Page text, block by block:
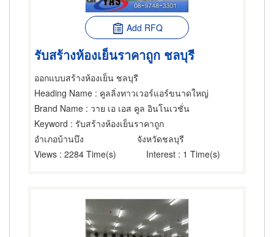
Add RFQ
รับสร้างห้องเย็นราคาถูก ชลบุรี
ออกแบบสร้างห้องเย็น ชลบุรี
Heading Name : คูลลิ่งทาวเวอร์แอร์ขนาดใหญ่
Brand Name : วาย เอ เอส คูล อินโนเวชั่น
Keyword : รับสร้างห้องเย็นราคาถูก
อำเภอบ้านบึง
จังหวัดชลบุรี
Views : 2284 Time(s) Interest : 1 Time(s)